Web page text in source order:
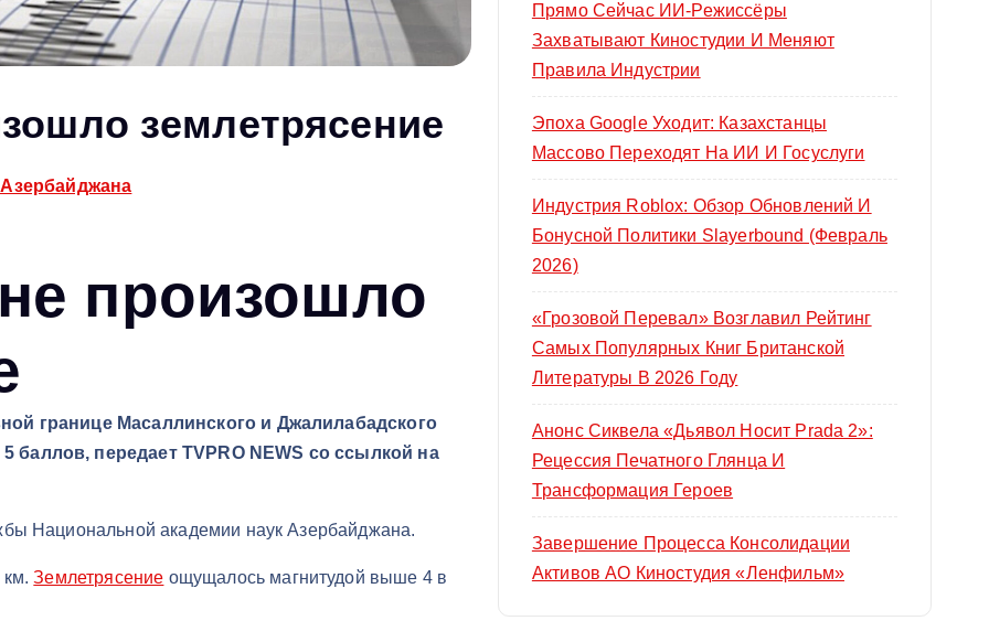
землетрясение
произошло
границе Масаллинского и Джалилабадского
баллов, передает TVPRO NEWS со ссылкой на
Национальной академии наук Азербайджана.
км.Землетрясение ощущалось магнитудой выше 4 в
Прямо Сейчас ИИ-Режиссёры
Захватывают Киностудии И Меняют
Правила Индустрии
Эпоха Google Уходит: Казахстанцы
Массово Переходят На ИИ И Госуслуги
Индустрия Roblox: Обзор Обновлений И
Бонусной Политики Slayerbound (февраль
2026)
«Грозовой Перевал» Возглавил Рейтинг
Самых Популярных Книг Британской
Литературы В 2026 Году
Анонс Сиквела «Дьявол Носит Prada 2»:
Рецессия Печатного Глянца И
Трансформация Героев
Завершение Процесса Консолидации
Активов АО Киностудия «Ленфильм»